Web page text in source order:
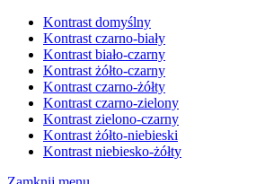
Kontrast domyślny
Kontrast czarno-biały
Kontrast biało-czarny
Kontrast żółto-czarny
Kontrast czarno-żółty
Kontrast czarno-zielony
Kontrast zielono-czarny
Kontrast żółto-niebieski
Kontrast niebiesko-żółty